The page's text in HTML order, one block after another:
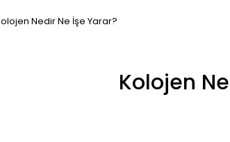
Nedir Ne İşe Yarar?
Kolojen